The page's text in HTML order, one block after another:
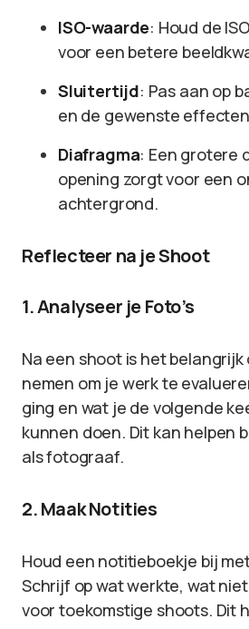
ISO-waarde: Houd de
voor een betere
Sluitertijd: Pas aan op
en de gewenste
Diafragma: Een grotere
opening zorgt voor een
achtergrond.
Reflecteer na je Shoot
1. Analyseer je Foto’s
Na een shoot is het belangrijk
nemen om je werk te
ging en wat je de volgende
kunnen doen. Dit kan helpen
als fotograaf.
2. Maak Notities
Houd een notitieboekje bij
Schrijf op wat werkte, wat
voor toekomstige shoots. Dit